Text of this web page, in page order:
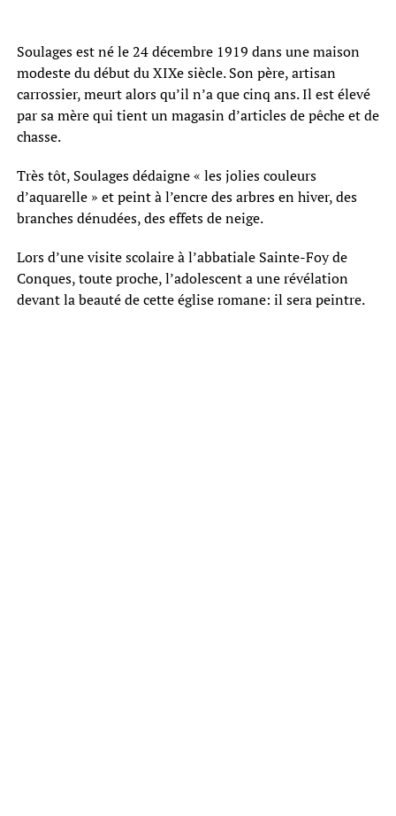
Soulages est né le 24 décembre 1919 dans une maison
modeste du début du XIXe siècle. Son père, artisan
carrossier, meurt alors qu’il n’a que cinq ans. Il est élevé
par sa mère qui tient un magasin d’articles de pêche et de
chasse.
Très tôt, Soulages dédaigne « les jolies couleurs
d’aquarelle » et peint à l’encre des arbres en hiver, des
branches dénudées, des effets de neige.
Lors d’une visite scolaire à l’abbatiale Sainte-Foy de
Conques, toute proche, l’adolescent a une révélation
devant la beauté de cette église romane: il sera peintre.